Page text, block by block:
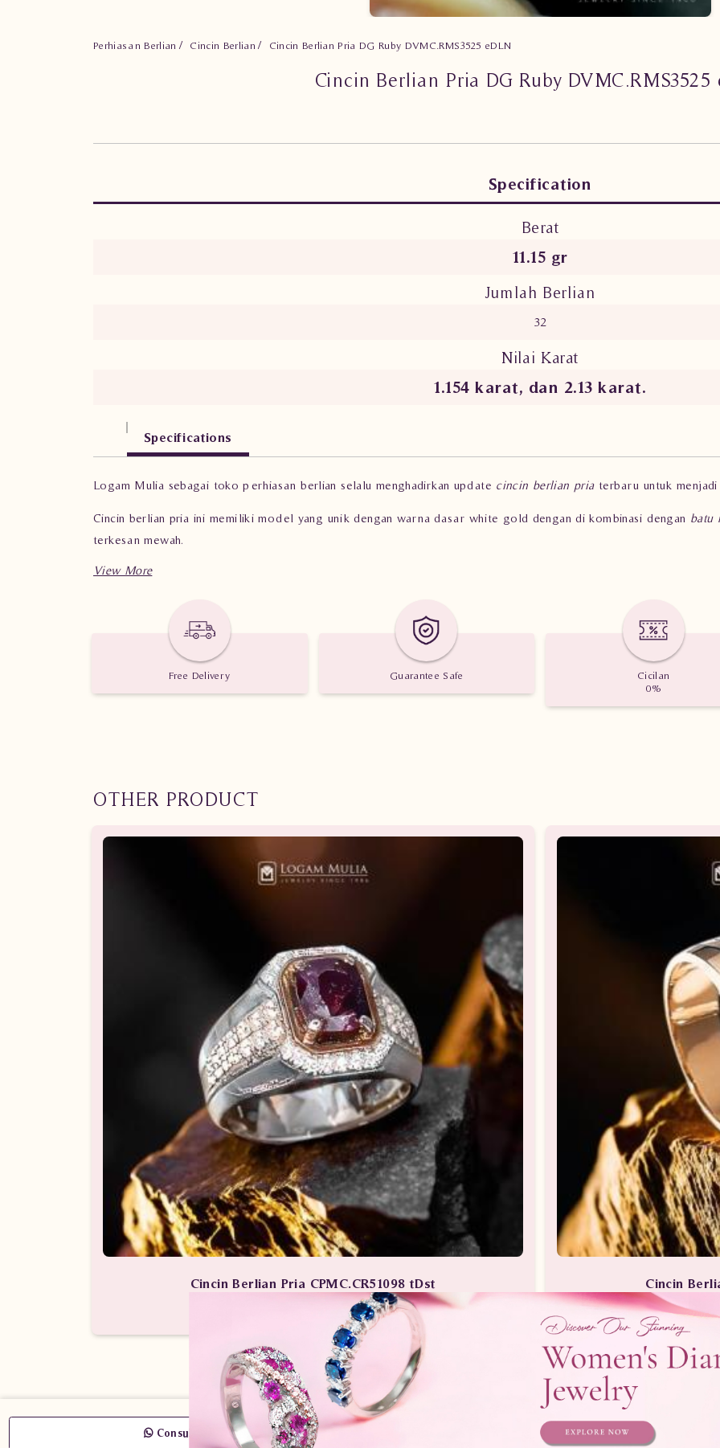
Perhiasan Berlian Cincin Berlian Cincin Berlian Pria DG Ruby DVMC.RMS3525 eDLN
Cincin Berlian Pria DG Ruby DVMC.RMS3525
Specification
Berat
11.15 gr
Jumlah Berlian
32
Nilai Karat
1.154 karat, dan 2.13 karat.
Specifications
Logam Mulia sebagai toko perhiasan berlian selalu menghadirkan update cincin berlian priaterbaru untuk menjadi
Cincin berlian pria ini memiliki model yang unik dengan warna dasar white gold dengan di kombinasi dengan batu
terkesan mewah.
Perhiasan berlian
Miliki cincin berlian pria kesukaan Anda hanya di toko perhiasan berlian
Free Delivery Guarantee Safe
Cicilan
0%
Consult Now Telepon
OTHER PRODUCT
Cincin Berlian Pria CPMC.CR51098 tDst
Perhiasan Berlian / Cincin Berlian
Cincin